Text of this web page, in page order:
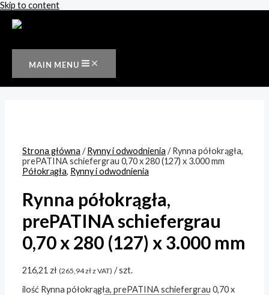
Skip to content
MAIN MENU
Strona główna /Rynny i odwodnienia / Rynna półokrągła,
prePATINA schiefergrau 0,70 x 280 (127) x 3.000 mm
Półokrągła, Rynny i odwodnienia
Rynna półokrągła,
prePATINA schiefergrau
0,70 x 280 (127) x 3.000 mm
216,21 zł (265,94złz VAT) / szt.
ilość Rynna półokrągła, prePATINA schiefergrau 0,70 x